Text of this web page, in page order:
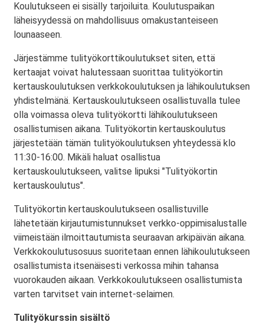
Koulutukseen ei sisälly tarjoiluita. Koulutuspaikan
läheisyydessä on mahdollisuus omakustanteiseen
lounaaseen.
Järjestämme tulityökorttikoulutukset siten, että
kertaajat voivat halutessaan suorittaa tulityökortin
kertauskoulutuksen verkkokoulutuksen ja lähikoulutuksen
yhdistelmänä. Kertauskoulutukseen osallistuvalla tulee
olla voimassa oleva tulityökortti lähikoulutukseen
osallistumisen aikana. Tulityökortin kertauskoulutus
järjestetään tämän tulityökoulutuksen yhteydessä klo
11:30-16:00. Mikäli haluat osallistua
kertauskoulutukseen, valitse lipuksi "Tulityökortin
kertauskoulutus".
Tulityökortin kertauskoulutukseen osallistuville
lähetetään kirjautumistunnukset verkko-oppimisalustalle
viimeistään ilmoittautumista seuraavan arkipäivän aikana.
Verkkokoulutusosuus suoritetaan ennen lähikoulutukseen
osallistumista itsenäisesti verkossa mihin tahansa
vuorokauden aikaan. Verkkokoulutukseen osallistumista
varten tarvitset vain internet-selaimen.
Tulityökurssin sisältö